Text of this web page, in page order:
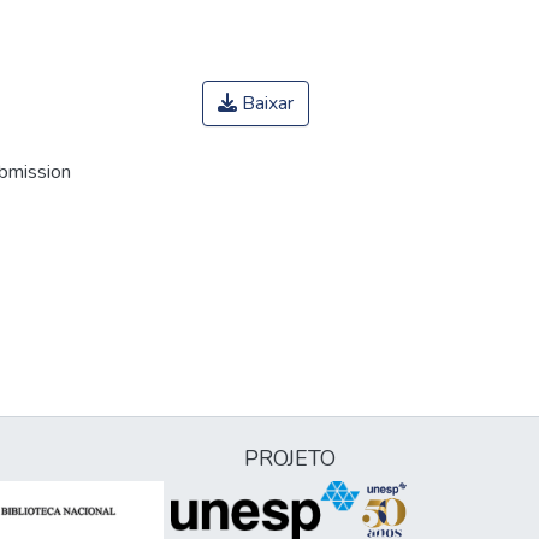
Baixar
PROJETO